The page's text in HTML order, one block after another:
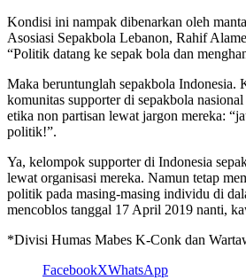
Kondisi ini nampak dibenarkan oleh
Asosiasi Sepakbola Lebanon, Rahif
“Politik datang ke sepak bola dan
Maka beruntunglah sepakbola Indonesia.
komunitas supporter di sepakbola
etika non partisan lewat jargon mereka:
politik!”.
Ya, kelompok supporter di Indonesia
lewat organisasi mereka. Namun tetap
politik pada masing-masing individu di
mencoblos tanggal 17 April 2019 nanti,
*Divisi Humas Mabes K-Conk dan
FacebookXWhatsApp